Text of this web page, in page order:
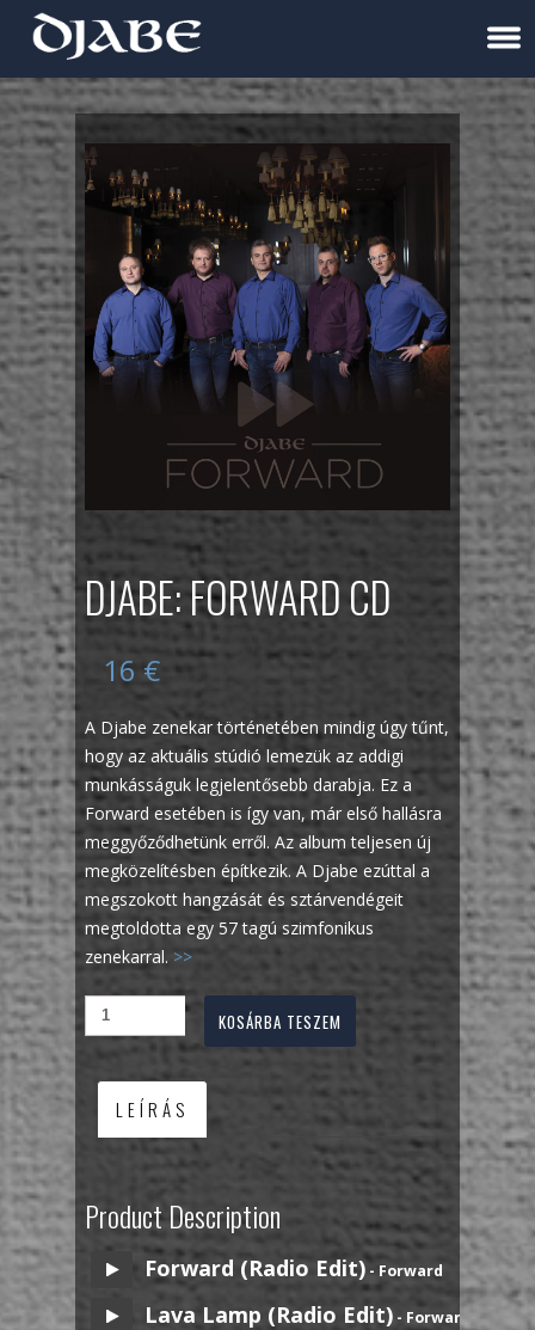
DJABE: FORWARD CD
16 €
A Djabe zenekar történetében mindig úgy tűnt,
hogy az aktuális stúdió lemezük az addigi
munkásságuk legjelentősebb darabja. Ez a
Forward esetében is így van, már első hallásra
meggyőződhetünk erről. Az album teljesen új
megközelítésben építkezik. A Djabe ezúttal a
megszokott hangzását és sztárvendégeit
megtoldotta egy 57 tagú szimfonikus
zenekarral. >>
KOSÁRBA TESZEM
LEÍRÁS
Product Description
Forward (Radio Edit) - Forward
Lava Lamp (Radio Edit) - Forward